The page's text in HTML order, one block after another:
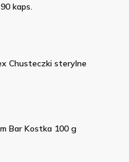
kaps.
Chusteczki sterylne
Bar Kostka 100 g